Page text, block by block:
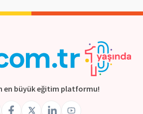
en büyük eğitim platformu!